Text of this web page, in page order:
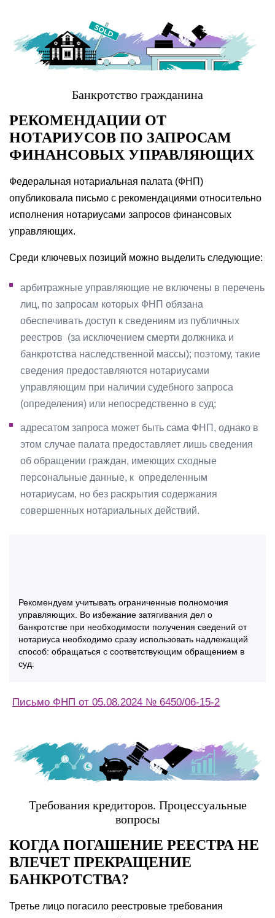
Банкротство гражданина
РЕКОМЕНДАЦИИ ОТ
НОТАРИУСОВ ПО ЗАПРОСАМ
ФИНАНСОВЫХ УПРАВЛЯЮЩИХ
Федеральная нотариальная палата (ФНП)
опубликовала письмо с рекомендациями относительно
исполнения нотариусами запросов финансовых
управляющих.
Среди ключевых позиций можно выделить следующие:
арбитражные управляющие не включены в перечень
лиц, по запросам которых ФНП обязана
обеспечивать доступ к сведениям из публичных
реестров (за исключением смерти должника и
банкротства наследственной массы); поэтому, такие
сведения предоставляются нотариусами
управляющим при наличии судебного запроса
(определения) или непосредственно в суд;
адресатом запроса может быть сама ФНП, однако в
этом случае палата предоставляет лишь сведения
об обращении граждан, имеющих сходные
персональные данные, к определенным
нотариусам, но без раскрытия содержания
совершенных нотариальных действий.
Рекомендуем учитывать ограниченные полномочия
управляющих. Во избежание затягивания дел о
банкротстве при необходимости получения сведений от
нотариуса необходимо сразу использовать надлежащий
способ: обращаться с соответствующим обращением в
суд.
Письмо ФНП от 05.08.2024 № 6450/06-15-2
Требования кредиторов. Процессуальные
вопросы
КОГДА ПОГАШЕНИЕ РЕЕСТРА НЕ
ВЛЕЧЕТ ПРЕКРАЩЕНИЕ
БАНКРОТСТВА?
Третье лицо погасило реестровые требования